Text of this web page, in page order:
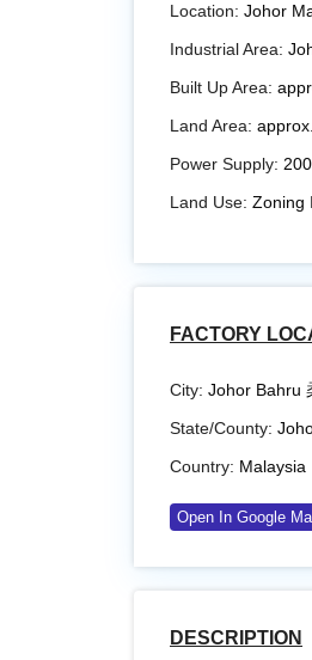
Location: Johor
Industrial Area:
Built Up Area:
Land Area:
Power Supply:
Land Use: Zoning
FACTORY
City: Johor Bahru
State/County:
Country: Malaysia
Open In Google
DESCRIPTION